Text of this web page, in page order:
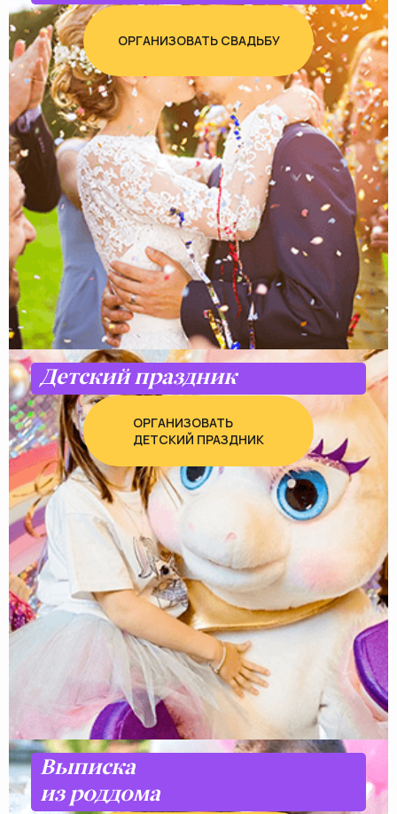
ОРГАНИЗОВАТЬ СВАДЬБУ
Детский праздник
ОРГАНИЗОВАТЬ
ДЕТСКИЙ ПРАЗДНИК
Выписка
из роддома